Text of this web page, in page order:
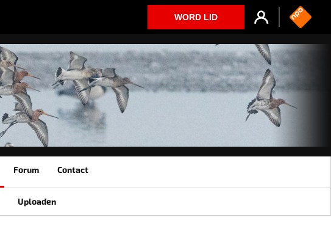
WORD LID
Forum Contact
Uploaden